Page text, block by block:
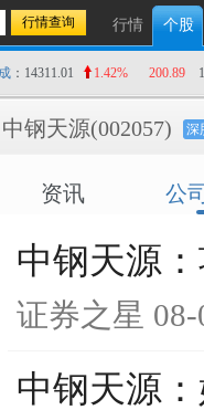
行情 个股
：14311.01 1.42% 200.89
中钢天源(002057) 深
资讯 公
中钢天源
证券之星
中钢天源